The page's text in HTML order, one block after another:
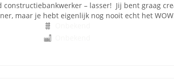
– lasser! Jij bent graag
maar je hebt eigenlijk nog nooit echt het